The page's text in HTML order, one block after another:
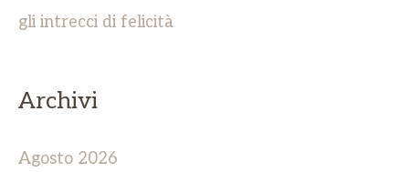
gli intrecci di felicità
Archivi
Agosto 2026